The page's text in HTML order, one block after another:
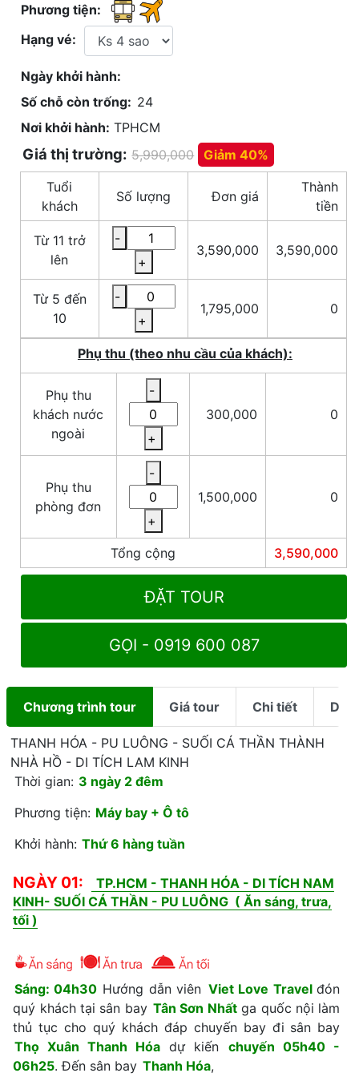
Phương tiện:
Hạng vé:
Ngày khởi hành:
Số chỗ còn trống: 24
Nơi khởi hành: TPHCM
Giá thị trường: 5,990,000 Giảm 40%
Tuổi
khách
Số lượng Đơn giá
Thành
tiền
Từ 11 trở
lên
-
+
3,590,000 3,590,000
Từ 5 đến
10
-
+
1,795,000 0
Phụ thu (theo nhu cầu của khách):
Phụ thu
khách nước
ngoài
-
+
300,000 0
Phụ thu
phòng đơn
-
+
1,500,000 0
Tổng cộng 3,590,000
ĐẶT TOUR
GỌI - 0919 600 087
Chương trình tour Giá tour Chi tiết
THANH HÓA - PU LUÔNG - SUỐI CÁ THẦN THÀNH
NHÀ HỒ - DI TÍCH LAM KINH
Thời gian: 3 ngày 2 đêm
Phương tiện: Máy bay + Ô tô
Khởi hành: Thứ 6 hàng tuần
NGÀY 01:
TP.HCM - THANH HÓA - DI TÍCH NAM
KINH- SUỐI CÁ THẦN - PU LUÔNG ( Ăn sáng, trưa,
tối )
Sáng: 04h30 Hướng dẫn viên Viet Love Travelđón
quý khách tại sân bay Tân Sơn Nhấtga quốc nội làm
thủ tục cho quý khách đáp chuyến bay đi sân bay
Thọ Xuân Thanh Hóadự kiến chuyến 05h40 -
06h25. Đến sân bay Thanh Hóa,